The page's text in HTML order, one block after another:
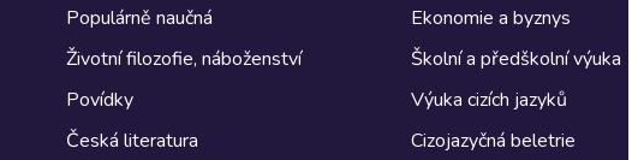
Populárně naučná
Životní filozofie, náboženství
Povídky
Česká literatura
Ekonomie a byznys
Školní a předškolní výuka
Výuka cizích jazyků
Cizojazyčná beletrie